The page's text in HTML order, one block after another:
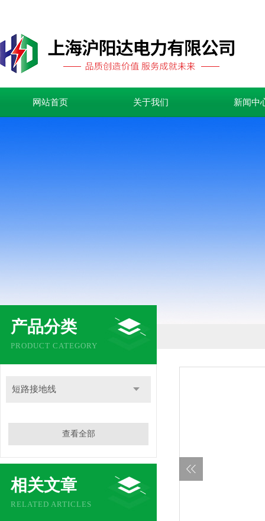
网站首页 关于我们 新闻中
产品分类
PRODUCT CATEGORY
短路接地线
查看全部
相关文章
RELATED ARTICLES